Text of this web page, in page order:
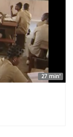
27 min'